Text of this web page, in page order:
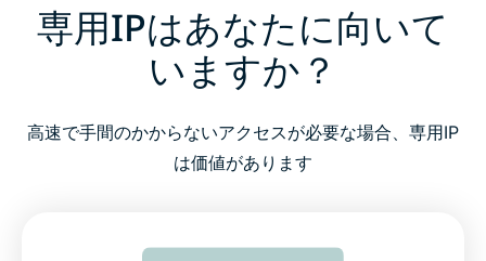
専用IPはあなたに向いて
いますか？
高速で手間のかからないアクセスが必要な場合、専用IP
は価値があります